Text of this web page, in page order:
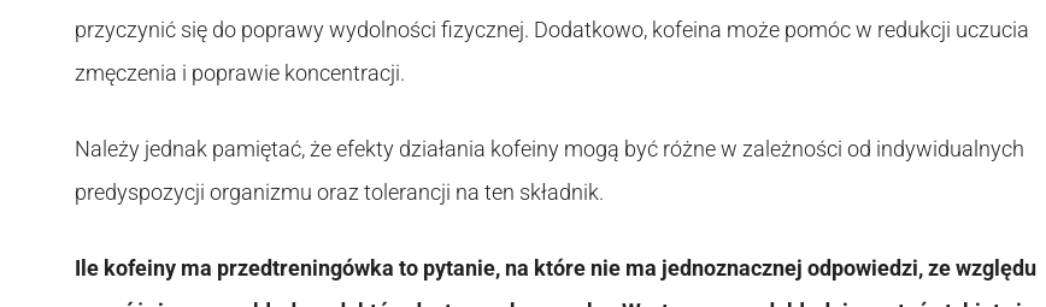
przyczynić się do poprawy wydolności fizycznej. Dodatkowo, kofeina może pomóc w redukcji uczucia
zmęczenia i poprawie koncentracji.
Należy jednak pamiętać, że efekty działania kofeiny mogą być różne w zależności od indywidualnych
predyspozycji organizmu oraz tolerancji na ten składnik.
Ile kofeiny ma przedtreningówka to pytanie, na które nie ma jednoznacznej odpowiedzi, ze względu